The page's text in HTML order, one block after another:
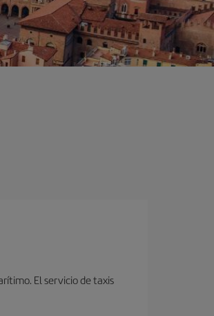
El servicio de taxis